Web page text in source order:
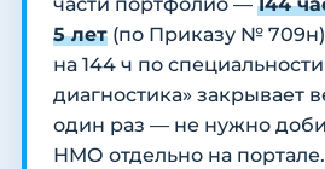
5 лет (по Приказу №
на 144 ч по
диагностика» закрывает
один раз — не нужно
НМО отдельно на портале.